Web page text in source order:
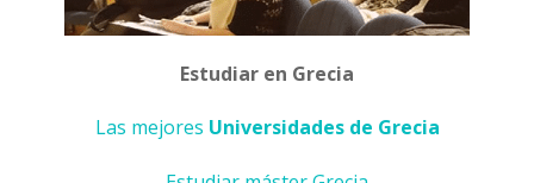
Estudiar en Grecia
Las mejores Universidades de Grecia